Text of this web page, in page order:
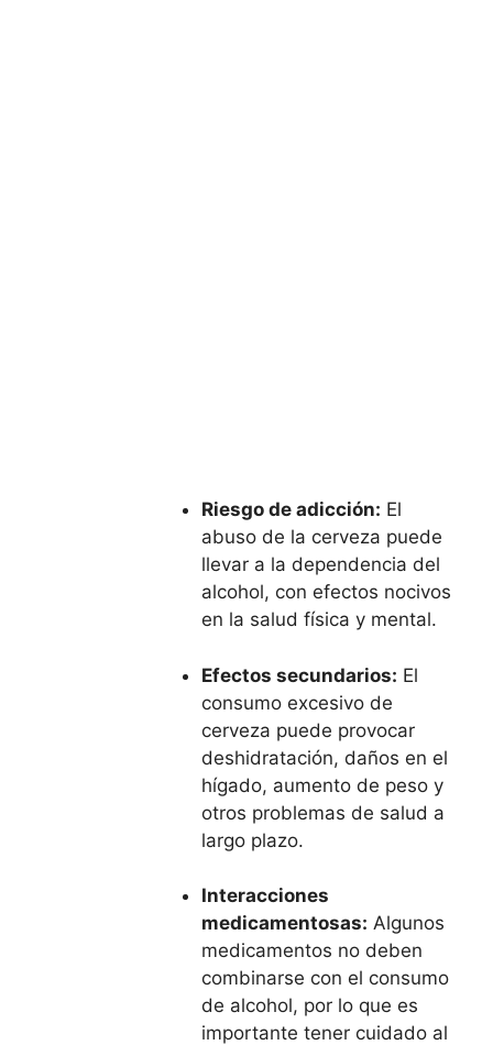
Riesgo de adicción: El
abuso de la cerveza puede
llevar a la dependencia del
alcohol, con efectos nocivos
en la salud física y mental.
Efectos secundarios: El
consumo excesivo de
cerveza puede provocar
deshidratación, daños en el
hígado, aumento de peso y
otros problemas de salud a
largo plazo.
Interacciones
medicamentosas: Algunos
medicamentos no deben
combinarse con el consumo
de alcohol, por lo que es
importante tener cuidado al